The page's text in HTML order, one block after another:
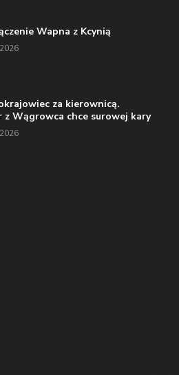
Wapna z Kcynią
za kierownicą.
z Wągrowca chce surowej kary